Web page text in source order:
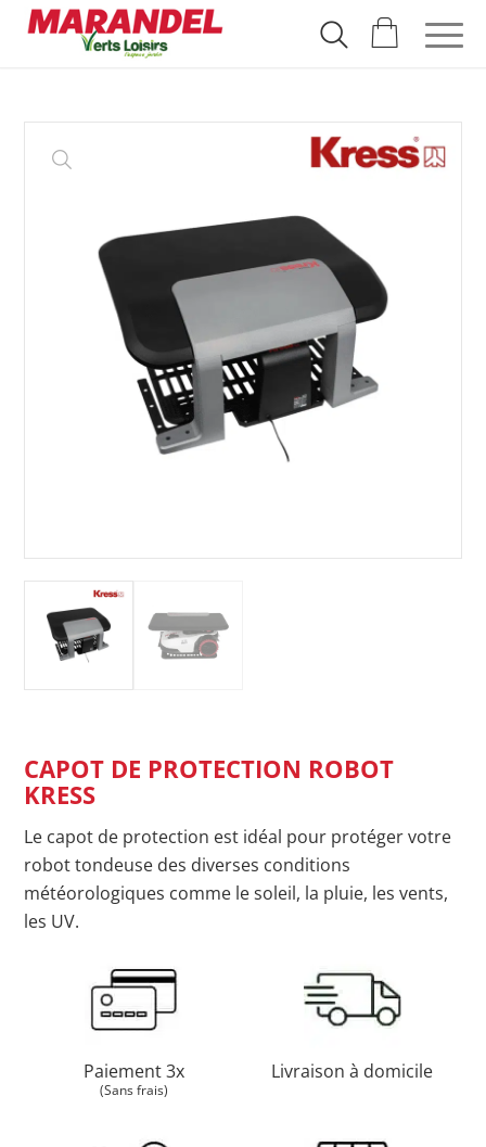
CAPOT DE PROTECTION ROBOT
KRESS
Le capot de protection est idéal pour protéger votre
robot tondeuse des diverses conditions
météorologiques comme le soleil, la pluie, les vents,
les UV.
Paiement 3x
(Sans frais)
Livraison à domicile